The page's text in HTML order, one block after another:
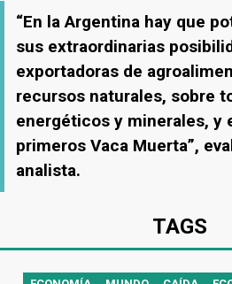
“En la Argentina hay que
sus extraordinarias
exportadoras de
recursos naturales, sobre
energéticos y minerales, y
primeros Vaca Muerta”,
analista.
TAGS